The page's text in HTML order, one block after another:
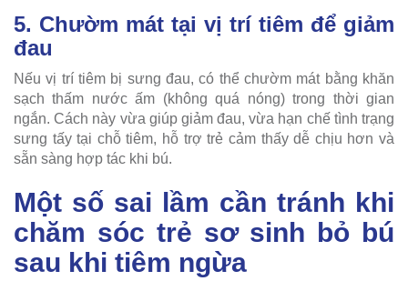
5. Chườm mát tại vị trí tiêm để giảm
đau
Nếu vị trí tiêm bị sưng đau, có thể chườm mát bằng khăn
sạch thấm nước ấm (không quá nóng) trong thời gian
ngắn. Cách này vừa giúp giảm đau, vừa hạn chế tình trạng
sưng tấy tại chỗ tiêm, hỗ trợ trẻ cảm thấy dễ chịu hơn và
sẵn sàng hợp tác khi bú.
Một số sai lầm cần tránh khi
chăm sóc trẻ sơ sinh bỏ bú
sau khi tiêm ngừa